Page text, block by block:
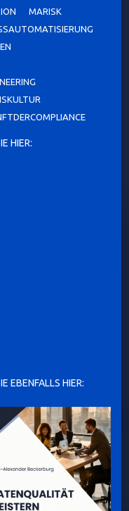
MARISK
HIER:
EBENFALLS HIER: